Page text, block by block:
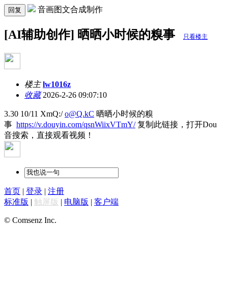
回复 音画图文合成制作
[AI辅助创作] 晒晒小时候的糗事 只看楼主
楼主 lw1016z
收藏2026-2-26 09:07:10
3.30 10/11 XmQ:/o@Q.kC 晒晒小时候的糗
事 https://v.douyin.com/qsnWiixVTmY/复制此链接，打开Dou
音搜索，直接观看视频！
首页 | 登录 | 注册
标准版 | 触屏版 | 电脑版 | 客户端
© Comsenz Inc.